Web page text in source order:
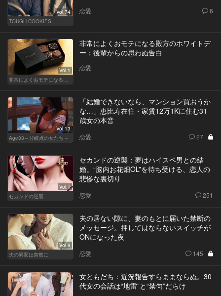
Vol.74
TOUGH COOKIES
恋愛 6
Vol.1
非常によくおモテになる殿方のホワイトデー
非常によくおモテになる殿方のホワイトデ
ー：後輩からの思わぬ告白
恋愛
Vol.13
Age33～分岐点の女たち～
「結婚できないなら、マンション買おうか
な…」恵比寿在住・家賃12万1Kに住む31
歳女の本音
恋愛 27
Vol.1
セカンドの逆襲
セカンドの逆襲：夢はハイスペ男との結
婚。“脳内お花畑OL”を待ち受ける、恋人の
悲惨な裏切り
恋愛 251
Vol.9
夫の異変は突然に
夫の居ない隙に、妻のもとに届いた禁断の
メッセージ。押してはならないスイッチが
ONになった夜
恋愛 145
女ともだち：近況報告すらままならぬ。30
代女の会話は“地雷”と“禁句”だらけ